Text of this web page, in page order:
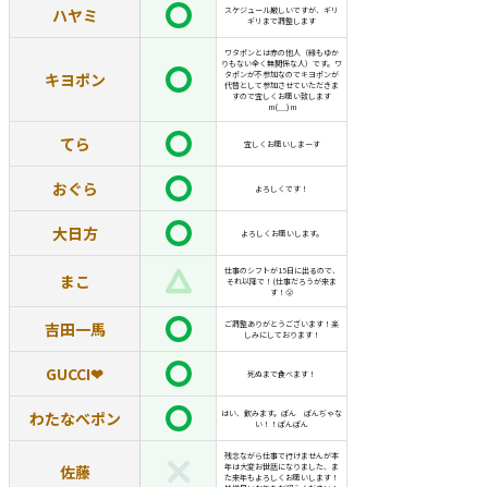
ハヤミ
スケジュール厳しいですが、ギリ
ギリまで調整します
キヨポン
ワタポンとは赤の他人（縁もゆか
りもない全く無関係な人）です。ワ
タポンが不参加なのでキヨポンが
代替として参加させていただきま
すので宜しくお願い致します
m(__)m
てら 宜しくお願いしまーす
おぐら よろしくです！
大日方 よろしくお願いします。
まこ
仕事のシフトが15日に出るので、
それ以降で！(仕事だろうが来ま
す！😤
吉田一馬
ご調整ありがとうございます！楽
しみにしております！
GUCCI❤︎ 死ぬまで食べます！
わたなべポン
はい、飲みます。ぽん ぽんぢゃな
い！！ぽんぽん
佐藤
残念ながら仕事で行けませんが本
年は大変お世話になりました、ま
た来年もよろしくお願いします！